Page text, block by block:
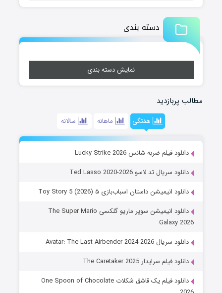
دسته بندی
نمایش دسته بندی
مطالب پربازدید
هفتگی ماهانه سالانه
دانلود فیلم ضربه شانس Lucky Strike 2026
دانلود سریال تد لاسو Ted Lasso 2020-2026
دانلود انیمیشن داستان اسباب‌بازی ۵ Toy Story 5 (2026)
دانلود انیمیشن سوپر ماریو گلکسی The Super Mario
Galaxy 2026
دانلود سریال Avatar: The Last Airbender 2024-2026
دانلود فیلم سرایدار The Caretaker 2025
دانلود فیلم یک قاشق شکلات One Spoon of Chocolate